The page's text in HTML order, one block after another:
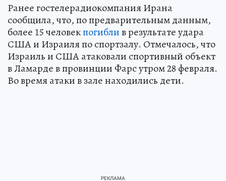
Ранее гостелерадиокомпания Ирана
сообщила, что, по предварительным данным,
более 15 человекпогиблив результате удара
США и Израиля по спортзалу. Отмечалось, что
Израиль и США атаковали спортивный объект
в Ламарде в провинции Фарс утром 28 февраля.
Во время атаки в зале находились дети.